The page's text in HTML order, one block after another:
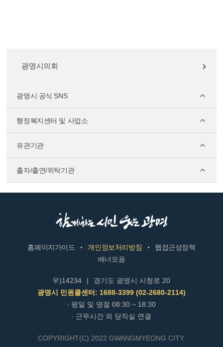
광명시의회
광명시 공식 SNS
행정복지센터 및 사업소
유관기관
출자/출연/위탁기관
홈페이지가이드 개인정보처리방침
웹접근성정책
배너모음
우)14234 |
경기도 광명시 시청로 20
광명시 민원콜센터: 1688-3399 (02-2680-2114)
· 평일 및 명절 08:30 ~ 18:30
· 근무시간 외 당직실 연결
COPYRIGHT(C) 2022 GWANGMYEONG CITY.